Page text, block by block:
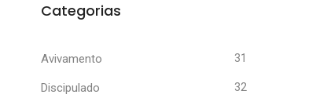
Categorias
Avivamento 31
Discipulado 32